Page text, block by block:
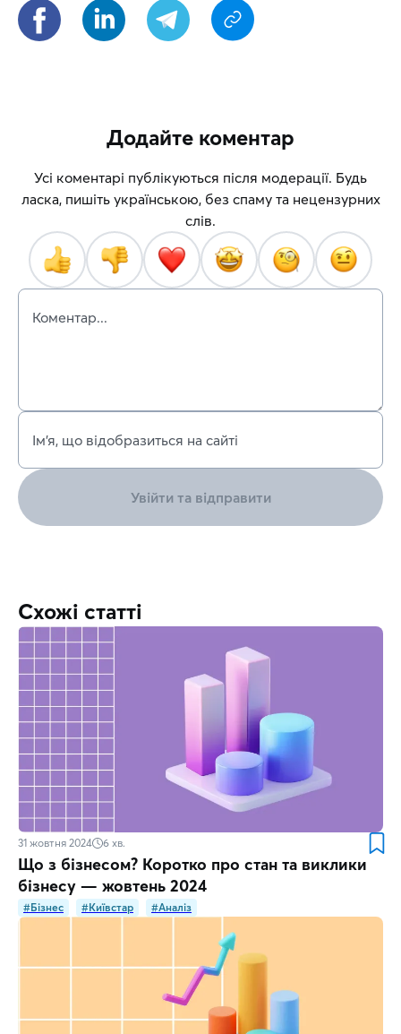
Додайте коментар
Усі коментарі публікуються після модерації. Будь
ласка, пишіть українською, без спаму та нецензурних
слів.
Коментар...
Ім’я, що відобразиться на сайті
Увійти та відправити
Схожі статті
31 жовтня 2024 6 хв.
Що з бізнесом? Коротко про стан та виклики
бізнесу — жовтень 2024
#Бізнес #Київстар #Аналіз